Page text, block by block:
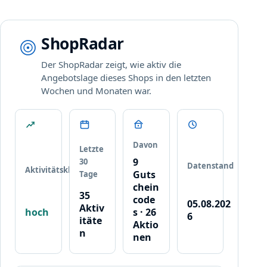
G
t
s
c
h
r
l
u
n
g
n
k
o
m
p
l
k
o
ShopRadar
Der ShopRadar zeigt, wie aktiv die
Angebotslage dieses Shops in den letzten
Wochen und Monaten war.
Aktivitätsklasse
hoch
Letzte
30
Tage
35
Aktiv
itäte
n
Davon
9
Guts
chein
code
s · 26
Aktio
nen
Datenstand
05.08.202
6